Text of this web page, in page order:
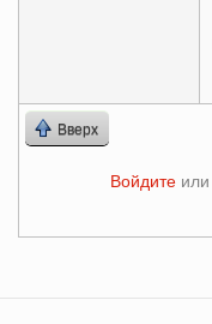
Вверх
Войдите или